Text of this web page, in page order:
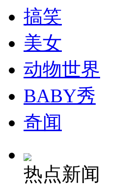
纽约上演“枕头大战”
司机酒驾遇交警 急速倒车逃窜
搞笑
美女
动物世界
BABY秀
奇闻
热点新闻